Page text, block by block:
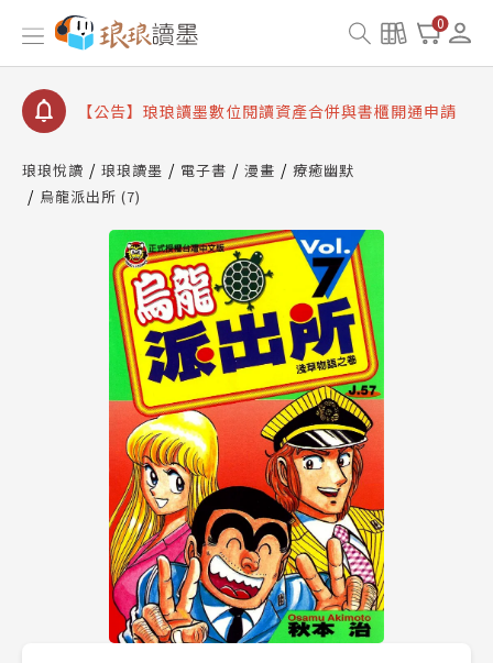
0
【公告】琅琅書店服務升級重要說明及資產合併結果
查詢
【公告】因 Readmoo 讀墨系統維護中，本站同步暫
【公告】琅琅讀墨數位閱讀資產合併與書櫃開通申請
【公告】琅琅讀墨 3 分鐘完成書櫃開通與資產合併申
請圖文教學
【公告】琅琅書店服務升級重要說明及資產合併結果
【公告】因 Readmoo 讀墨系統維護中，本站同步暫
停部分閱讀服務
琅琅悅讀 琅琅讀墨 電子書 漫畫
療癒幽默
烏龍派出所 (7)